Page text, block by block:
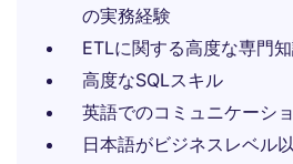
の実務経験
ETLに関する高度な専門
高度なSQLスキル
英語でのコミュニケーシ
日本語がビジネスレベル